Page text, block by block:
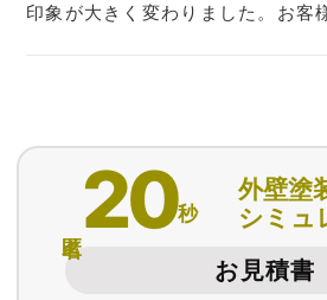
印象が大きく変わりました。お客
20秒
外壁塗
シミュ
お見積書